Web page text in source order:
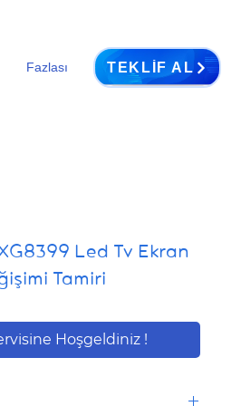
TEKLIF AL
Fazlası
Led Tv Ekran
Tamiri
Hoşgeldiniz !